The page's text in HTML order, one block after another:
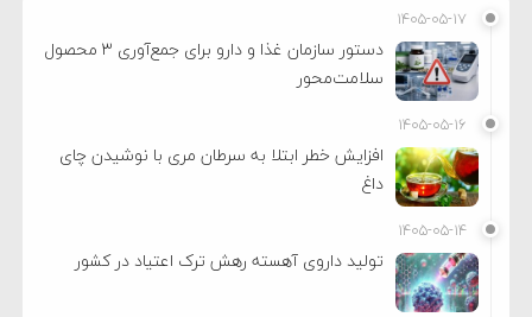
۱۴۰۵-۰۵-۱۷
دستور سازمان غذا و دارو برای جمع‌آوری ۳ محصول
سلامت‌محور
۱۴۰۵-۰۵-۱۶
افزایش خطر ابتلا به سرطان مری با نوشیدن چای
داغ
۱۴۰۵-۰۵-۱۴
تولید داروی آهسته رهش ترک اعتیاد در کشور